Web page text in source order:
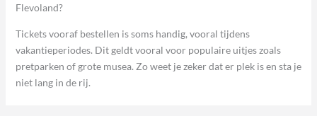
Flevoland?
Tickets vooraf bestellen is soms handig, vooral tijdens
vakantieperiodes. Dit geldt vooral voor populaire uitjes zoals
pretparken of grote musea. Zo weet je zeker dat er plek is en sta je
niet lang in de rij.